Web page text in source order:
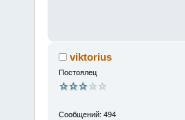
viktorius
Постоялец
Сообщений: 494